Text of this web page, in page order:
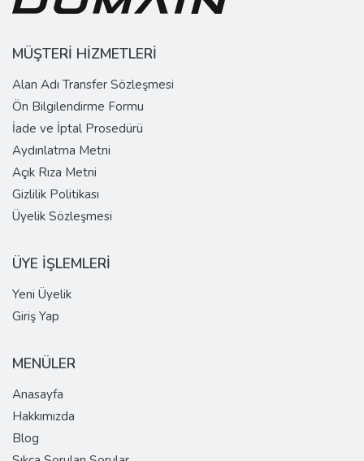
MÜŞTERİ HİZMETLERİ
Alan Adı Transfer Sözleşmesi
Ön Bilgilendirme Formu
İade ve İptal Prosedürü
Aydınlatma Metni
Açık Rıza Metni
Gizlilik Politikası
Üyelik Sözleşmesi
ÜYE İŞLEMLERİ
Yeni Üyelik
Giriş Yap
MENÜLER
Anasayfa
Hakkımızda
Blog